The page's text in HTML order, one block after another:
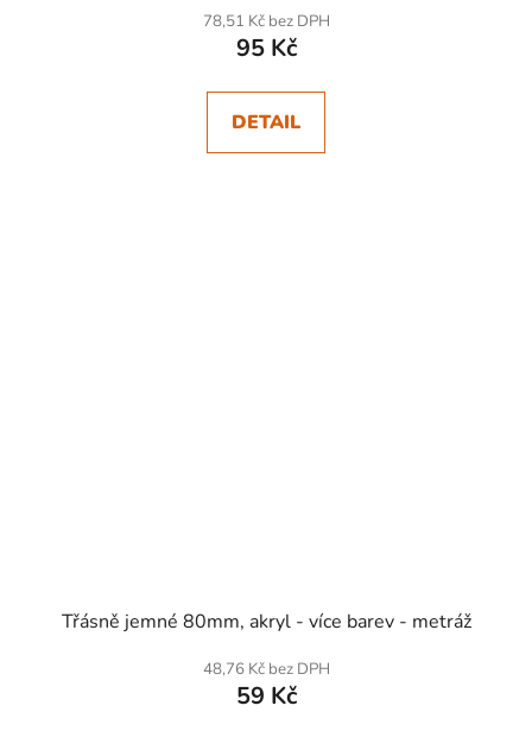
78,51 Kč bez DPH
95 Kč
DETAIL
Třásně jemné 80mm, akryl - více barev - metráž
48,76 Kč bez DPH
59 Kč